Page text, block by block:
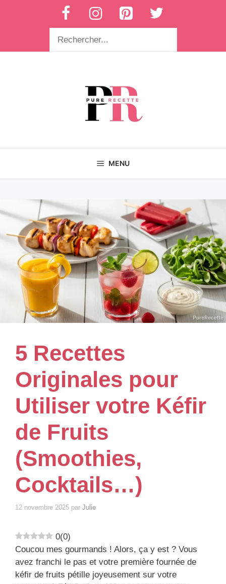
MENU
5 Recettes
Originales pour
Utiliser votre Kéfir
de Fruits
(Smoothies,
Cocktails…)
12 novembre 2025 par Julie
0(0)
Coucou mes gourmands ! Alors, ça y est ? Vous
avez franchi le pas et votre première fournée de
kéfir de fruits pétille joyeusement sur votre